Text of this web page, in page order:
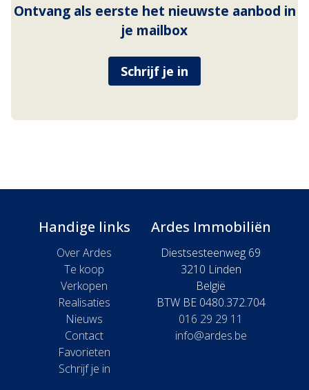
Ontvang als eerste het nieuwste aanbod in
je mailbox
Schrijf je in
Handige links
Over Ardes
Te koop
Verkopen
Realisaties
Nieuws
Contact
Favorieten
Schrijf je in
Ardes Immobiliën
Diestsesteenweg 69
3210 Linden
België
BTW BE 0480.372.704
016 29 29 11
info@ardes.be